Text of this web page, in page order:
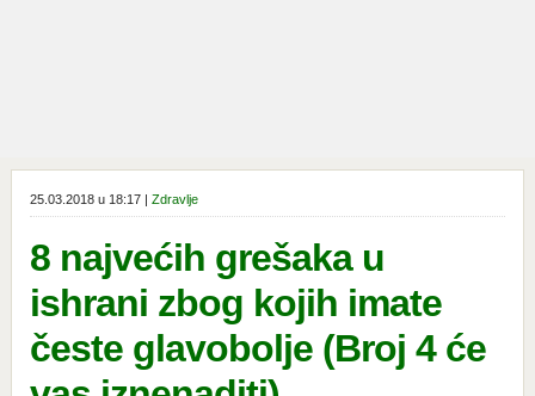
25.03.2018 u 18:17 | Zdravlje
8 najvećih grešaka u
ishrani zbog kojih imate
česte glavobolje (Broj 4 će